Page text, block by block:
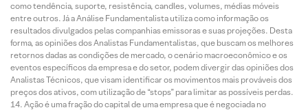
como tendência, suporte, resistência, candles, volumes, médias móveis
entre outros. Já a Análise Fundamentalista utiliza como informação os
resultados divulgados pelas companhias emissoras e suas projeções. Desta
forma, as opiniões dos Analistas Fundamentalistas, que buscam os melhores
retornos dadas as condições de mercado, o cenário macroeconômico e os
eventos específicos da empresa e do setor, podem divergir das opiniões dos
Analistas Técnicos, que visam identificar os movimentos mais prováveis dos
preços dos ativos, com utilização de “stops” para limitar as possíveis perdas.
Ação é uma fração do capital de uma empresa que é negociada no